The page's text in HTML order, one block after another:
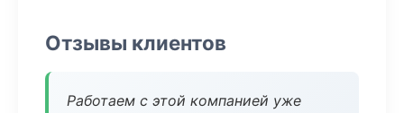
Отзывы клиентов
Работаем с этой компанией уже